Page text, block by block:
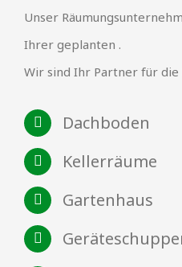
Unser
Ihrer geplanten .
Wir sind Ihr Partner für die
Dachboden
Kellerräume
Gartenhaus